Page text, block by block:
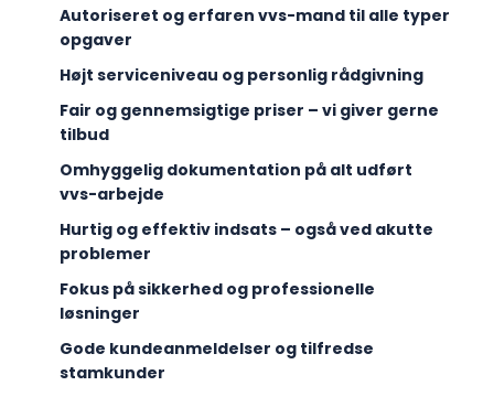
Autoriseret og erfaren vvs-mand til alle typer
opgaver
Højt serviceniveau og personlig rådgivning
Fair og gennemsigtige priser – vi giver gerne
tilbud
Omhyggelig dokumentation på alt udført
vvs-arbejde
Hurtig og effektiv indsats – også ved akutte
problemer
Fokus på sikkerhed og professionelle
løsninger
Gode kundeanmeldelser og tilfredse
stamkunder